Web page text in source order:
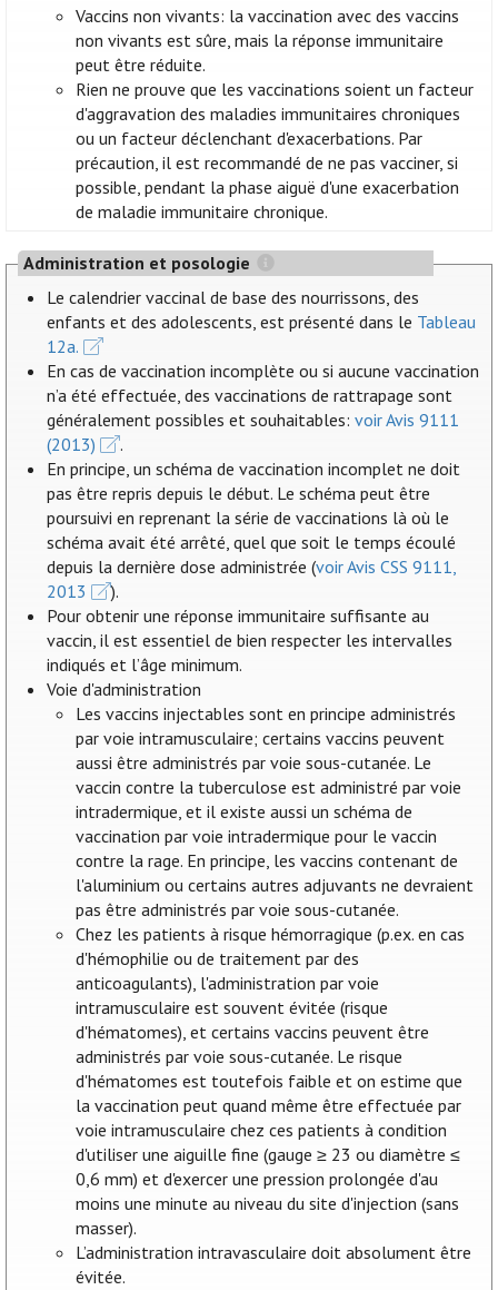
Vaccins non vivants: la vaccination avec des vaccins
non vivants est sûre, mais la réponse immunitaire
peut être réduite.
Rien ne prouve que les vaccinations soient un facteur
d'aggravation des maladies immunitaires chroniques
ou un facteur déclenchant d'exacerbations. Par
précaution, il est recommandé de ne pas vacciner, si
possible, pendant la phase aiguë d'une exacerbation
de maladie immunitaire chronique.
Administration et posologie
Le calendrier vaccinal de base des nourrissons, des
enfants et des adolescents, est présenté dans le Tableau
12a.
En cas de vaccination incomplète ou si aucune vaccination
n’a été effectuée, des vaccinations de rattrapage sont
généralement possibles et souhaitables:voir Avis 9111
(2013)
.
En principe, un schéma de vaccination incomplet ne doit
pas être repris depuis le début. Le schéma peut être
poursuivi en reprenant la série de vaccinations là où le
schéma avait été arrêté, quel que soit le temps écoulé
depuis la dernière dose administrée (voir Avis CSS 9111,
2013
).
Pour obtenir une réponse immunitaire suffisante au
vaccin, il est essentiel de bien respecter les intervalles
indiqués et l’âge minimum.
Voie d'administration
Les vaccins injectables sont en principe administrés
par voie intramusculaire; certains vaccins peuvent
aussi être administrés par voie sous-cutanée. Le
vaccin contre la tuberculose est administré par voie
intradermique, et il existe aussi un schéma de
vaccination par voie intradermique pour le vaccin
contre la rage. En principe, les vaccins contenant de
l'aluminium ou certains autres adjuvants ne devraient
pas être administrés par voie sous-cutanée.
Chez les patients à risque hémorragique (p.ex. en cas
d'hémophilie ou de traitement par des
anticoagulants), l'administration par voie
intramusculaire est souvent évitée (risque
d'hématomes), et certains vaccins peuvent être
administrés par voie sous-cutanée. Le risque
d'hématomes est toutefois faible et on estime que
la vaccination peut quand même être effectuée par
voie intramusculaire chez ces patients à condition
d'utiliser une aiguille fine (gauge ≥ 23 ou diamètre ≤
0,6 mm) et d'exercer une pression prolongée d'au
moins une minute au niveau du site d'injection (sans
masser).
L’administration intravasculaire doit absolument être
évitée.